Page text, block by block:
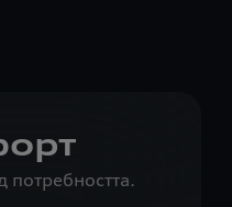
потребността.